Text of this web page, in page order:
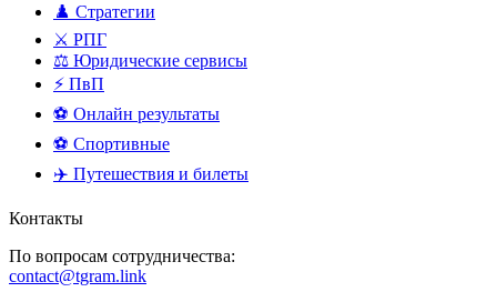
♟️ Стратегии
⚔️ РПГ
⚖️ Юридические сервисы
⚡ ПвП
⚽ Онлайн результаты
⚽ Спортивные
✈️ Путешествия и билеты
Контакты
По вопросам сотрудничества:
contact@tgram.link